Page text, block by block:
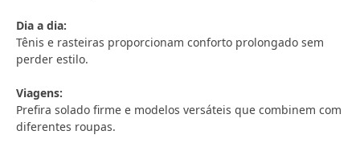
Dia a dia:
Tênis e rasteiras proporcionam conforto prolongado sem
perder estilo.
Viagens:
Prefira solado firme e modelos versáteis que combinem com
diferentes roupas.